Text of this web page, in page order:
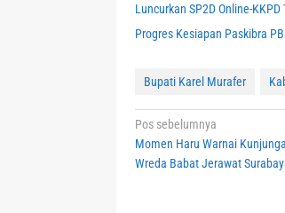
Luncurkan SP2D Online-
Progres Kesiapan Paskibra
Bupati Karel Murafer
Navigasi
pos
Pos sebelumnya
Momen Haru Warnai
Wreda Babat Jerawat